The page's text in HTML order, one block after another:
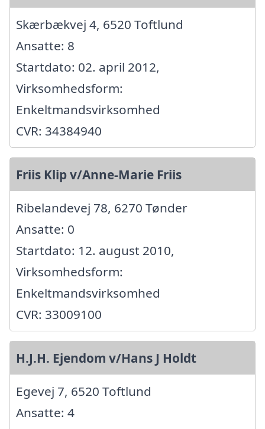
Skærbækvej 4, 6520 Toftlund
Ansatte: 8
Startdato: 02. april 2012,
Virksomhedsform:
Enkeltmandsvirksomhed
CVR: 34384940
Friis Klip v/Anne-Marie Friis
Ribelandevej 78, 6270 Tønder
Ansatte: 0
Startdato: 12. august 2010,
Virksomhedsform:
Enkeltmandsvirksomhed
CVR: 33009100
H.J.H. Ejendom v/Hans J Holdt
Egevej 7, 6520 Toftlund
Ansatte: 4